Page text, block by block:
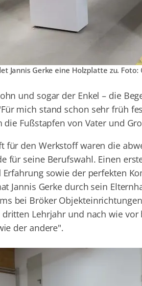
Jannis Gerke eine Holzplatte zu. Foto:
und sogar der Enkel – die
mich stand schon sehr früh
die Fußstapfen von Vater und
für den Werkstoff waren die
für seine Berufswahl. Einen
sowie der perfekten
Jannis Gerke durch sein
bei Bröker
Lehrjahr und nach wie
der andere".